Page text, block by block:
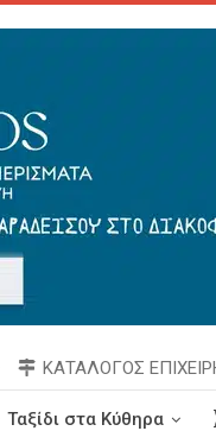
ΚΑΤΑΛΟΓΟΣ
Ταξίδι στα Κύθηρα